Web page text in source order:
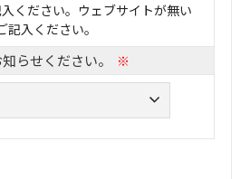
ください。ウェブサイトが無い
入ください。
らせください。 ※